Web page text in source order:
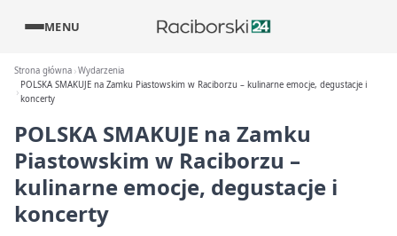
MENU
Strona główna Wydarzenia
POLSKA SMAKUJE na Zamku Piastowskim w Raciborzu – kulinarne emocje, degustacje i
koncerty
POLSKA SMAKUJE na Zamku
Piastowskim w Raciborzu –
kulinarne emocje, degustacje i
koncerty